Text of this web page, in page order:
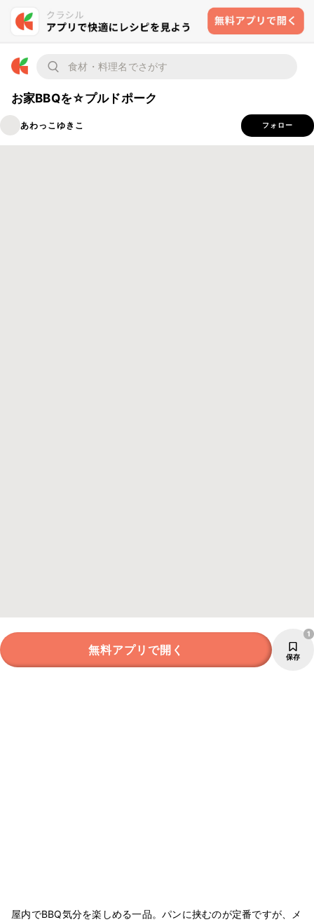
お家BBQを☆プルドポーク
あわっこゆきこ フォロー
無料アプリで開く 保存
1
屋内でBBQ気分を楽しめる一品。パンに挟むのが定番ですが、メ